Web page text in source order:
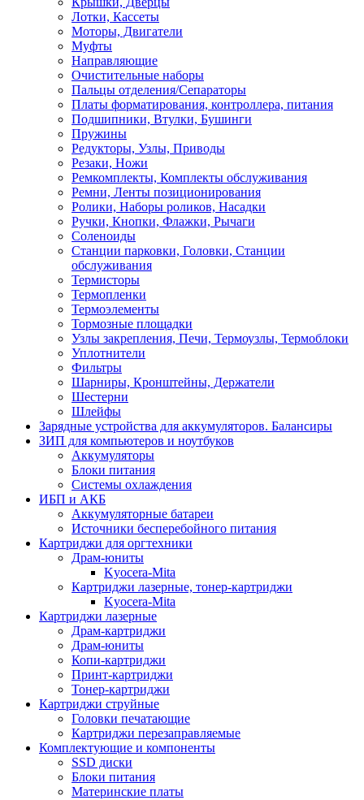
Лотки, Кассеты
Моторы, Двигатели
Муфты
Направляющие
Очистительные наборы
Пальцы отделения/Сепараторы
Платы форматирования, контроллера, питания
Подшипники, Втулки, Бушинги
Пружины
Редукторы, Узлы, Приводы
Резаки, Ножи
Ремкомплекты, Комплекты обслуживания
Ремни, Ленты позиционирования
Ролики, Наборы роликов, Насадки
Ручки, Кнопки, Флажки, Рычаги
Соленоиды
Станции парковки, Головки, Станции
обслуживания
Термисторы
Термопленки
Термоэлементы
Тормозные площадки
Узлы закрепления, Печи, Термоузлы, Термоблоки
Уплотнители
Фильтры
Шарниры, Кронштейны, Держатели
Шестерни
Шлейфы
Зарядные устройства для аккумуляторов. Балансиры
ЗИП для компьютеров и ноутбуков
Аккумуляторы
Блоки питания
Системы охлаждения
ИБП и АКБ
Аккумуляторные батареи
Источники бесперебойного питания
Картриджи для оргтехники
Драм-юниты
Kyocera-Mita
Картриджи лазерные, тонер-картриджи
Kyocera-Mita
Картриджи лазерные
Драм-картриджи
Драм-юниты
Копи-картриджи
Принт-картриджи
Тонер-картриджи
Картриджи струйные
Головки печатающие
Картриджи перезаправляемые
Комплектующие и компоненты
SSD диски
Блоки питания
Материнские платы